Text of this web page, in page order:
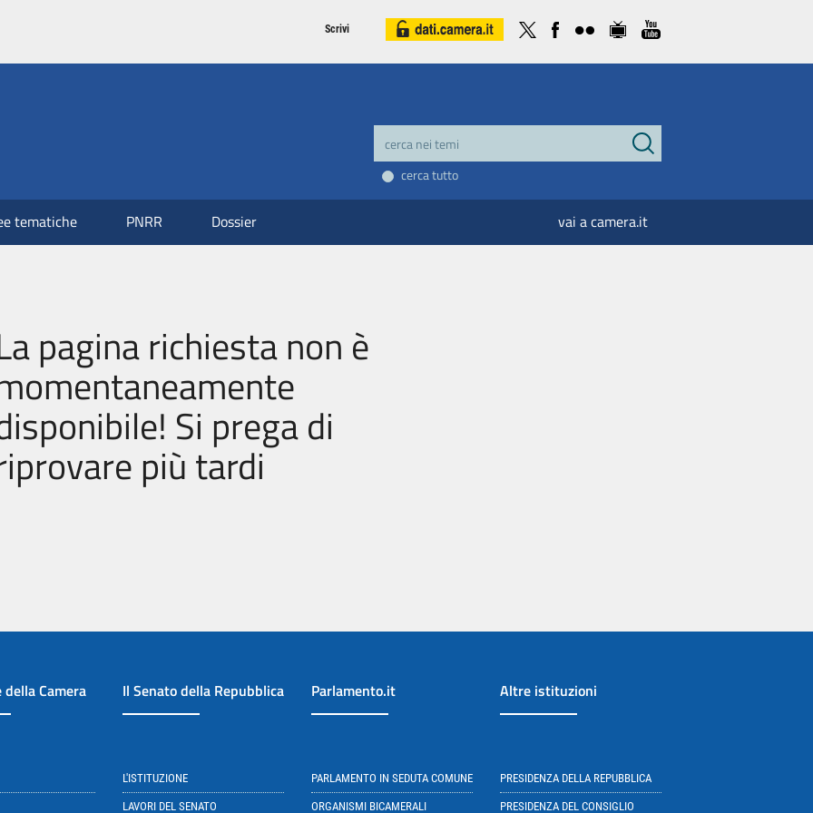
Scrivi
cerca tutto
tematiche PNRR Dossier vai a camera.it
pagina richiesta non è
Si prega di
più tardi
Camera Il Senato della Repubblica
L'ISTITUZIONE
LAVORI DEL SENATO
Parlamento.it
PARLAMENTO IN SEDUTA COMUNE
ORGANISMI BICAMERALI
Altre istituzioni
PRESIDENZA DELLA REPUBBLICA
PRESIDENZA DEL CONSIGLIO